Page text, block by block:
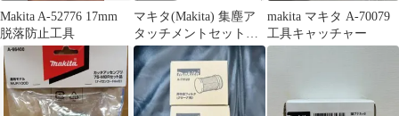
Makita A-52776 17mm
脱落防止工具
マキタ(Makita) 集塵ア
タッチメントセット品
196860-7
makita マキタ A-70079
工具キャッチャー